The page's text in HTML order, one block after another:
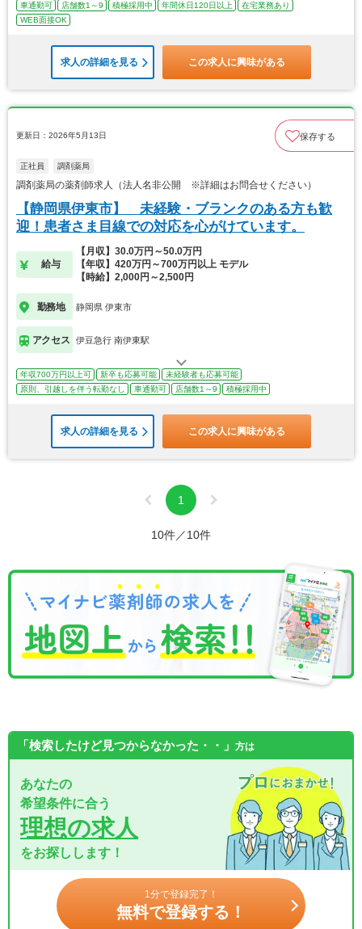
車通勤可
店舗数1～9 積極採用中 年間休日120日以上
在宅業務あり
WEB面接OK
求人の詳細を見る この求人に興味がある
更新日：2026年5月13日 保存する
正社員 調剤薬局
調剤薬局の薬剤師求人（法人名非公開 ※詳細はお問合せください）
【静岡県伊東市】 未経験・ブランクのある方も歓
迎！患者さま目線での対応を心がけています。
給与
【月収】30.0万円～50.0万円
【年収】420万円～700万円以上 モデル
【時給】2,000円～2,500円
勤務地 静岡県 伊東市
アクセス 伊豆急行 南伊東駅
年収700万円以上可 新卒も応募可能
未経験者も応募可能
原則、引越しを伴う転勤なし
車通勤可 店舗数1～9 積極採用中
求人の詳細を見る この求人に興味がある
1
10件／10件
「検索したけど見つからなかった・・」 方は
あなたの
希望条件に合う
理想の求人
をお探しします！
1分で登録完了！
無料で登録する！